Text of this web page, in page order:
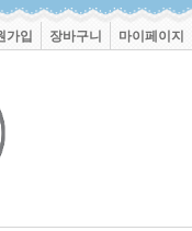
가입 장바구니 마이페이지